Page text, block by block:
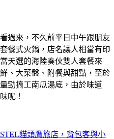
過來，不久前平日中午跟朋友
餐式火鍋，店名讓人相當有印
天選的海陸奏伙雙人套餐來
、大菜盤、附餐與甜點，至於
勁搞工南瓜湯底，由於味道
呢！
貓頭鷹旅店，背包客與小